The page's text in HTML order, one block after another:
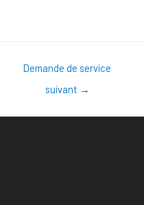
Demande de service
suivant →